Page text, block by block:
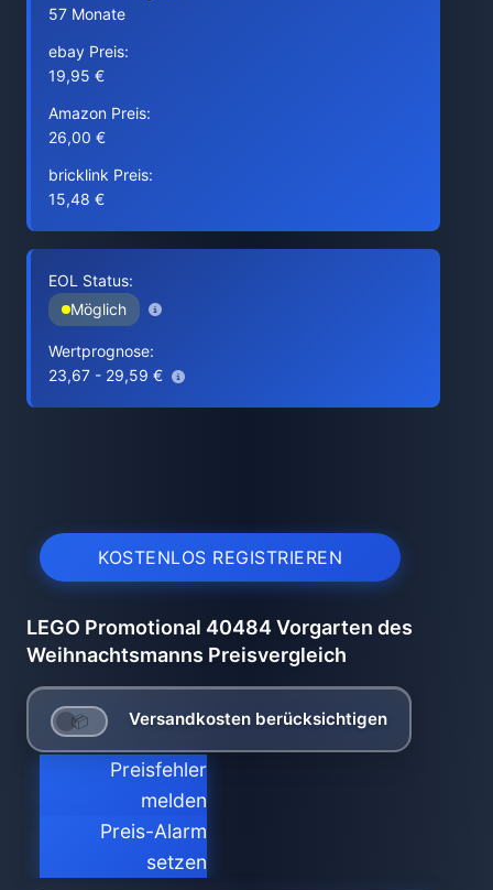
57 Monate
ebay Preis:
19,95 €
Amazon Preis:
26,00 €
bricklink Preis:
15,48 €
EOL Status:
Möglich
Wertprognose:
23,67 - 29,59 €
KOSTENLOS REGISTRIEREN
LEGO Promotional 40484 Vorgarten des
Weihnachtsmanns Preisvergleich
Versandkosten berücksichtigen
Preisfehler
melden
Preis-Alarm
setzen